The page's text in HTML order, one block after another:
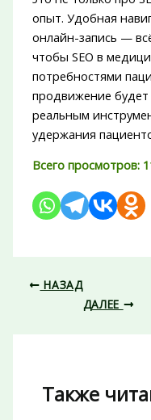
опыт. Удобная
онлайн-запись —
чтобы SEO в
потребностями
продвижение
реальным
удержания
Всего просмотров:
НАЗАД
ДАЛЕЕ
Также